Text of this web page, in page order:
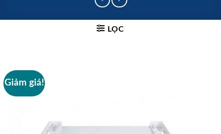
LỌC
Giảm giá!